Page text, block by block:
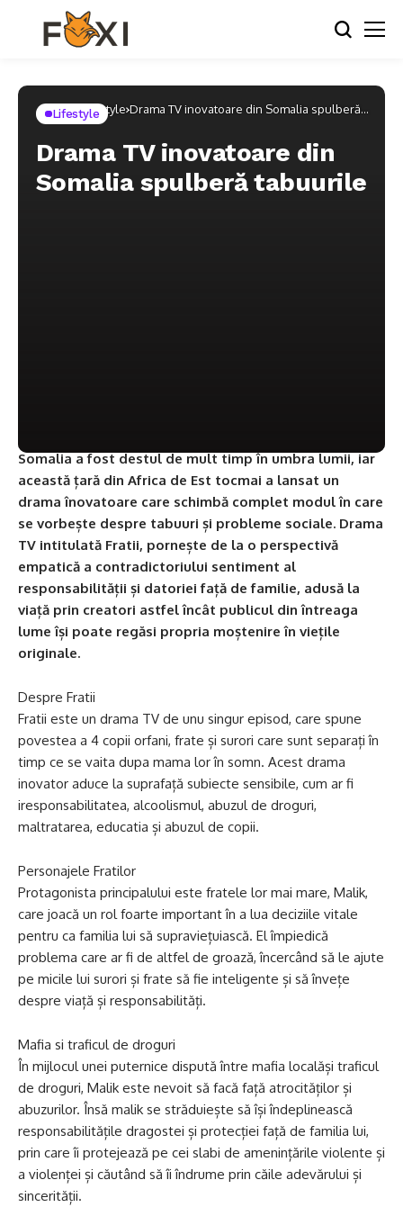
Home Lifestyle Drama TV inovatoare din Somalia spulberă
Lifestyle
Drama TV inovatoare din
Somalia spulberă tabuurile
Somalia a fost destul de mult timp în umbra lumii, iar
această țară din Africa de Est tocmai a lansat un
drama înovatoare care schimbă complet modul în care
se vorbește despre tabuuri și probleme sociale. Drama
TV intitulată Fratii, pornește de la o perspectivă
empatică a contradictoriului sentiment al
responsabilității și datoriei față de familie, adusă la
viață prin creatori astfel încât publicul din întreaga
lume își poate regăsi propria moștenire în viețile
originale.
Despre Fratii
Fratii este un drama TV de unu singur episod, care spune
povestea a 4 copii orfani, frate și surori care sunt separați în
timp ce se vaita dupa mama lor în somn. Acest drama
inovator aduce la suprafață subiecte sensibile, cum ar fi
iresponsabilitatea, alcoolismul, abuzul de droguri,
maltratarea, educatia și abuzul de copii.
Personajele Fratilor
Protagonista principalului este fratele lor mai mare, Malik,
care joacă un rol foarte important în a lua deciziile vitale
pentru ca familia lui să supraviețuiască. El împiedică
problema care ar fi de altfel de groază, încercând să le ajute
pe micile lui surori și frate să fie inteligente și să învețe
despre viață și responsabilități.
Mafia si traficul de droguri
În mijlocul unei puternice dispută între mafia localăși traficul
de droguri, Malik este nevoit să facă față atrocităților și
abuzurilor. Însă malik se străduiește să își îndeplinească
responsabilitățile dragostei și protecției față de familia lui,
prin care îi protejează pe cei slabi de amenințările violente și
a violenței și căutând să îi îndrume prin căile adevărului și
sincerității.